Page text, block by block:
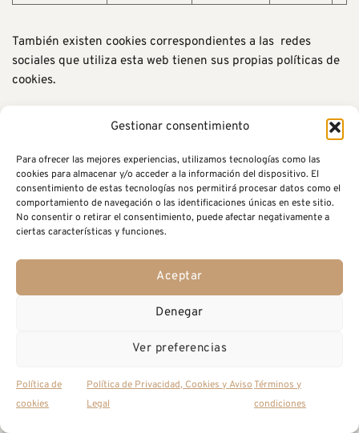
Gestionar consentimiento
Para ofrecer las mejores experiencias, utilizamos tecnologías como las
cookies para almacenar y/o acceder a la información del dispositivo. El
consentimiento de estas tecnologías nos permitirá procesar datos como el
comportamiento de navegación o las identificaciones únicas en este sitio.
No consentir o retirar el consentimiento, puede afectar negativamente a
ciertas características y funciones.
Aceptar
Denegar
Ver preferencias
Política de
cookies
Política de Privacidad, Cookies y Aviso
Legal
Términos y
condiciones
También existen cookies correspondientes a las redes
sociales que utiliza esta web tienen sus propias políticas de
cookies.
privacidad y uso de cookies.
Cookie de Facebook, según lo dispuesto en su política de
Cookies
Cookie de Google+ y Google Maps, según lo dispuesto en
su página sobre quétipo de cookies utilizan
privacidad y uso de cookies
Cookie de Gravatar, según lo dispuesto enla política de
privacidad de la empresa Automattic
¿Cómo se gestionan lascookies?
Puesto que las cookies son archivos de texto normales, se
pueden explorar con la mayoría de editores de texto o